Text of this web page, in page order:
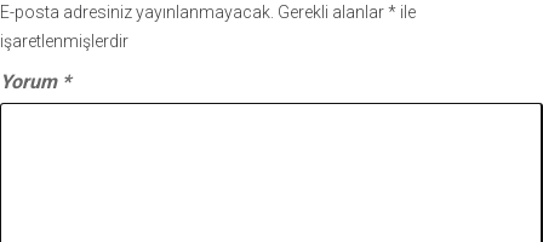
E-posta adresiniz yayınlanmayacak. Gerekli alanlar* ile
işaretlenmişlerdir
Yorum *